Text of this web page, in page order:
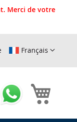
Merci de votre
Français